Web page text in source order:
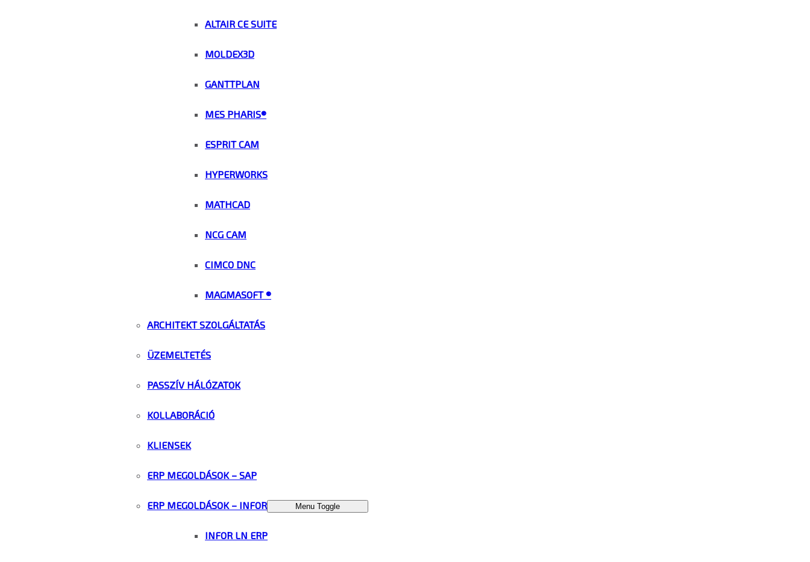
ALTAIR CE SUITE
MOLDEX3D
GANTTPLAN
MES PHARIS®
ESPRIT CAM
HYPERWORKS
MATHCAD
NCG CAM
CIMCO DNC
MAGMASOFT ®
ARCHITEKT SZOLGÁLTATÁS
ÜZEMELTETÉS
PASSZÍV HÁLÓZATOK
KOLLABORÁCIÓ
KLIENSEK
ERP MEGOLDÁSOK – SAP
ERP MEGOLDÁSOK – INFOR Menu Toggle
INFOR LN ERP